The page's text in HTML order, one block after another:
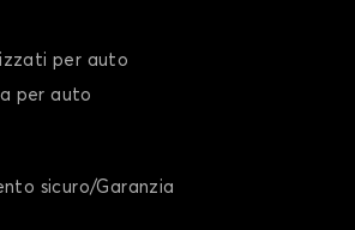
per auto
per auto
sicuro/Garanzia